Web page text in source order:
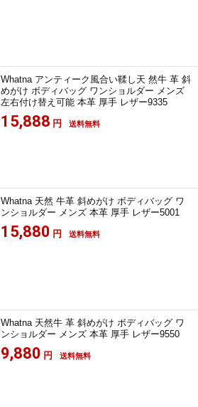
Whatna アンティーク風合い鞣し天 然牛 革 斜
めがけ ボディバッグ ワンショルダー メンズ
左右付け替え可能 本革 厚手 レザー9335
15,888 円 送料無料
Whatna 天然 牛革 斜めがけ ボディバッグ ワ
ンショルダー メンズ 本革 厚手 レザー5001
15,880 円 送料無料
Whatna 天然牛 革 斜めがけ ボディバッグ ワ
ンショルダー メンズ 本革 厚手 レザー9550
9,880 円 送料無料